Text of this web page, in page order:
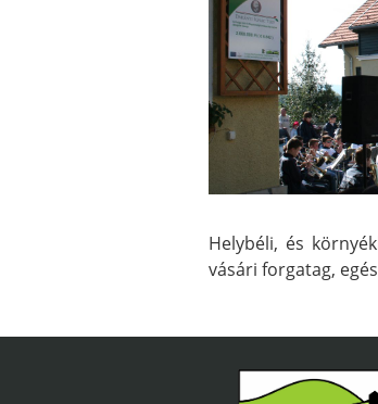
Helybéli, és
vásári forgatag,